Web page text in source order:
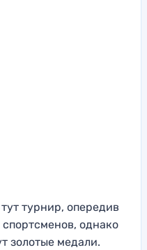
турнир, опередив
однако
золотые медали.